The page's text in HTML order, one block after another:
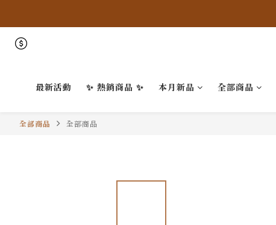
最新活動 ✨ 熱銷商品 ✨ 本月新品 全部商品
全部商品 全部商品